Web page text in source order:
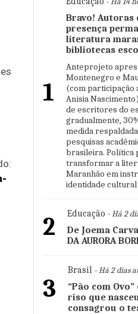
1
Bravo! Autoras
presença
literatura
bibliotecas
Anteprojeto
Montenegro e
(com participação
Anísia
de escritores do
gradualmente,
medida
pesquisas
brasileira. Política
transformar a
Maranhão em
identidade
2 Educação - Há 2
De Joema
DA AURORA
3
Brasil - Há 2 dias
“Pão com
riso que
consagrou o